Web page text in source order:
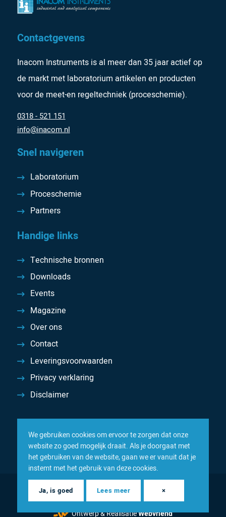
Contactgevens
Inacom Instruments is al meer dan 35 jaar actief op
de markt met laboratorium artikelen en producten
voor de meet-en regeltechniek (proceschemie).
0318 - 521 151
info@inacom.nl
Snel navigeren
Laboratorium
Proceschemie
Partners
Handige links
Technische bronnen
Downloads
Events
Magazine
Over ons
Contact
Leveringsvoorwaarden
Privacy verklaring
Disclaimer
© 2026 Inacom — Sterk in spareparts, consumables en
componenten
Ontwerp & RealisatieWebvriend
We gebruiken cookies om ervoor te zorgen dat onze
website zo goed mogelijk draait. Als je doorgaat met
het gebruiken van de website, gaan we er vanuit dat je
instemt met het gebruik van deze cookies.
Ja, is goed Lees meer ×